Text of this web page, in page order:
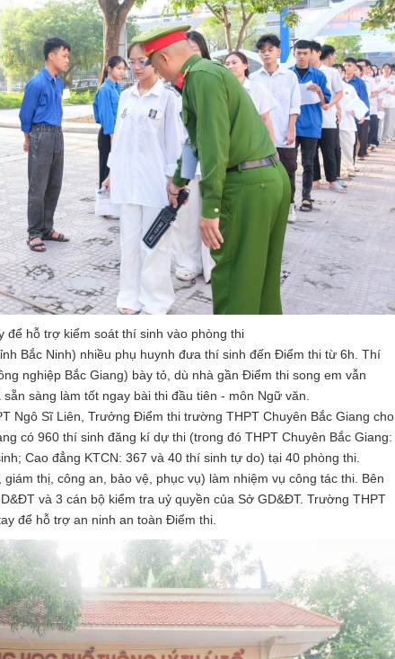
hỗ trợ kiểm soát thí sinh vào phòng thi
Bắc Ninh) nhiều phụ huynh đưa thí sinh đến Điểm thi từ 6h. Thí
nghiệp Bắc Giang) bày tỏ, dù nhà gần Điểm thi song em vẫn
sàng làm tốt ngay bài thi đầu tiên - môn Ngữ văn.
Ngô Sĩ Liên, Trưởng Điểm thi trường THPT Chuyên Bắc Giang cho
có 960 thí sinh đăng kí dự thi (trong đó THPT Chuyên Bắc Giang:
Cao đẳng KTCN: 367 và 40 thí sinh tự do) tại 40 phòng thi.
thị, công an, bảo vệ, phục vụ) làm nhiệm vụ công tác thi. Bên
và 3 cán bộ kiểm tra uỷ quyền của Sở GD&ĐT. Trường THPT
để hỗ trợ an ninh an toàn Điểm thi.